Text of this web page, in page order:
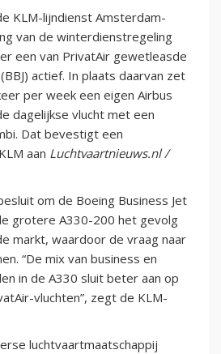
KLM-lijndienst Amsterdam-
van de winterdienstregeling
een van PrivatAir gewetleasde
actief. In plaats daarvan zet
per week een eigen Airbus
dagelijkse vlucht met een
Dat bevestigt een
aan Luchtvaartnieuws.nl /
om de Boeing Business Jet
grotere A330-200 het gevolg
markt, waardoor de vraag naar
“De mix van business en
in de A330 sluit beter aan op
vluchten”, zegt de KLM-
luchtvaartmaatschappij